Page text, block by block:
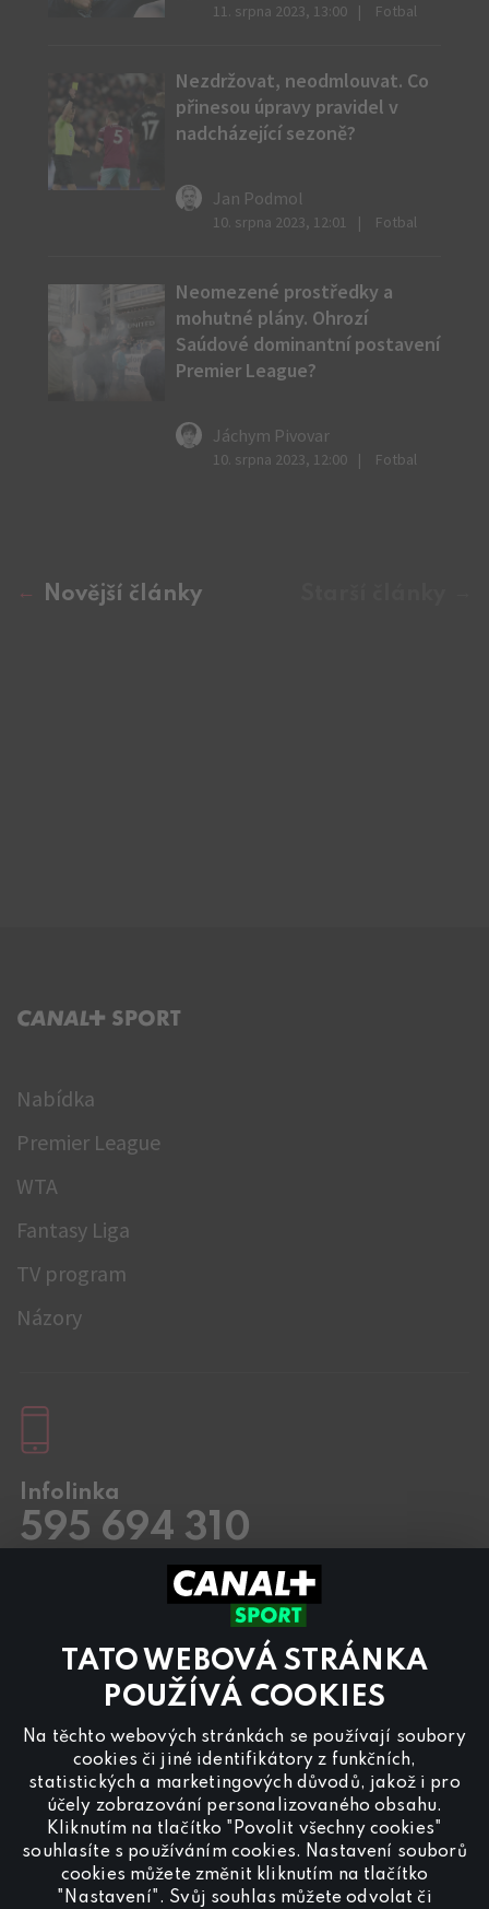
TATO WEBOVÁ STRÁNKA
POUŽÍVÁ COOKIES
Na těchto webových stránkách se používají soubory
cookies či jiné identifikátory z funkčních,
statistických a marketingových důvodů, jakož i pro
účely zobrazování personalizovaného obsahu.
Kliknutím na tlačítko "Povolit všechny cookies"
souhlasíte s používáním cookies. Nastavení souborů
cookies můžete změnit kliknutím na tlačítko
"Nastavení". Svůj souhlas můžete odvolat či
11. srpna 2023, 13:00 Fotbal
Nezdržovat, neodmlouvat. Co
přinesou úpravy pravidel v
nadcházející sezoně?
Jan Podmol
10. srpna 2023, 12:01 Fotbal
Neomezené prostředky a
mohutné plány. Ohrozí
Saúdové dominantní postavení
Premier League?
Jáchym Pivovar
10. srpna 2023, 12:00 Fotbal
Novější články
C+ SPORT
Nabídka
Premier League
WTA
Fantasy Liga
TV program
Názory
Infolinka
595 694 310
8.00 – 20:00
8.00 – 18:00
inzerci na programu CANAL+ Sport
nás
kontaktujte nareklama@canalplus.cz
Naši redakci kontaktujete na
redakce@canalplus.cz